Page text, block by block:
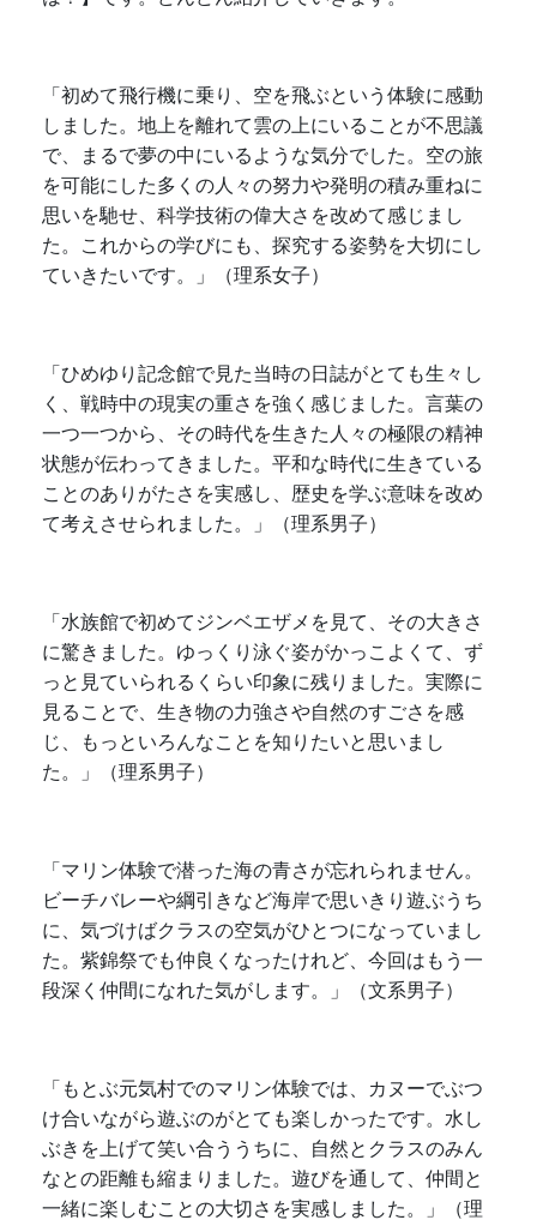
「初めて飛行機に乗り、空を飛ぶという体験に感動
しました。地上を離れて雲の上にいることが不思議
で、まるで夢の中にいるような気分でした。空の旅
を可能にした多くの人々の努力や発明の積み重ねに
思いを馳せ、科学技術の偉大さを改めて感じまし
た。これからの学びにも、探究する姿勢を大切にし
ていきたいです。」（理系女子）
「ひめゆり記念館で見た当時の日誌がとても生々し
く、戦時中の現実の重さを強く感じました。言葉の
一つ一つから、その時代を生きた人々の極限の精神
状態が伝わってきました。平和な時代に生きている
ことのありがたさを実感し、歴史を学ぶ意味を改め
て考えさせられました。」（理系男子）
「水族館で初めてジンベエザメを見て、その大きさ
に驚きました。ゆっくり泳ぐ姿がかっこよくて、ず
っと見ていられるくらい印象に残りました。実際に
見ることで、生き物の力強さや自然のすごさを感
じ、もっといろんなことを知りたいと思いまし
た。」（理系男子）
「マリン体験で潜った海の青さが忘れられません。
ビーチバレーや綱引きなど海岸で思いきり遊ぶうち
に、気づけばクラスの空気がひとつになっていまし
た。紫錦祭でも仲良くなったけれど、今回はもう一
段深く仲間になれた気がします。」（文系男子）
「もとぶ元気村でのマリン体験では、カヌーでぶつ
け合いながら遊ぶのがとても楽しかったです。水し
ぶきを上げて笑い合ううちに、自然とクラスのみん
なとの距離も縮まりました。遊びを通して、仲間と
一緒に楽しむことの大切さを実感しました。」（理